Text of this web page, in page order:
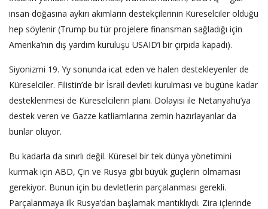
insan doğasına aykırı akımların destekçilerinin Küreselciler olduğu
hep söylenir (Trump bu tür projelere finansman sağladığı için
Amerika’nın dış yardım kuruluşu USAID’i bir çırpıda kapadı).
Siyonizmi 19. Yy sonunda icat eden ve halen destekleyenler de
Küreselciler. Filistin’de bir İsrail devleti kurulması ve bugüne kadar
desteklenmesi de Küreselcilerin planı. Dolayısı ile Netanyahu’ya
destek veren ve Gazze katliamlarına zemin hazırlayanlar da
bunlar oluyor.
Bu kadarla da sınırlı değil. Küresel bir tek dünya yönetimini
kurmak için ABD, Çin ve Rusya gibi büyük güçlerin olmaması
gerekiyor. Bunun için bu devletlerin parçalanması gerekli.
Parçalanmaya ilk Rusya’dan başlamak mantıklıydı. Zira içlerinde